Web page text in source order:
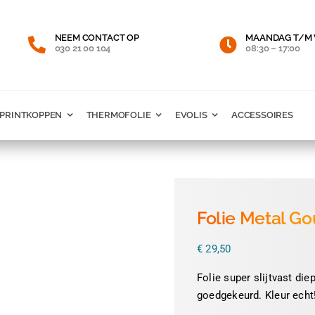
NEEM CONTACT OP
030 21 00 104
MAANDAG T/M
08:30 – 17:00
PRINTKOPPEN THERMOFOLIE EVOLIS ACCESSOIRES
Folie Metal
€ 29,50
Folie super slijtvast
goedgekeurd. Kleur